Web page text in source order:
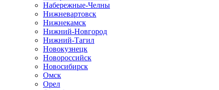
Набережные-Челны
Нижневартовск
Нижнекамск
Нижний-Новгород
Нижний-Тагил
Новокузнецк
Новороссийск
Новосибирск
Омск
Орел